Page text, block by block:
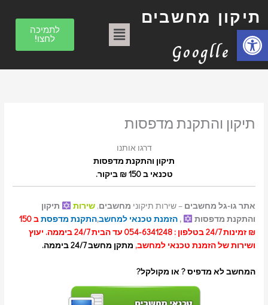
פתח סרגל נגישות
לתוכןתיקון מחשבים
Googlle
תפריט
לתמיכה
לחצו!
תיקון והתקנת מדפסות
דרגו אותנו
תיקון והתקנת מדפסות
טכנאי ב 150 ₪ ביקור.
אתר גו-גל מחשבים – שירות תיקוני מחשבים,שירות
תיקון
והתקנת מדפסות
, הזמנת טכנאי למחשב,התקנת מדפסת
ב 150
₪ זמינות 24/7 בטלפון : 054-6341248 עד הבית 24/7 ביממה. יעוץ
ושירות של הזמנת טכנאי למחשב, מתקן מחשב 24/7 ביממה .
המחשב לא מדפיס ? או מקולקל?
מונח:
תיקון
מחשב
מונח:
תיקון
מחשבים
מונח:
טכנאי
מחשבים
אביב
מונח:
תיקון
מחשבים
אביב
מונח:
תיקון
מחשב
אביב
מונח:
תיקון
מחשב
מונח:
תיקון
מחשבים
אביב
מונח:
תיקון
מחשב
אביב
מונח:
תיקון
מחשב
ט
ג
ו
ר
ת